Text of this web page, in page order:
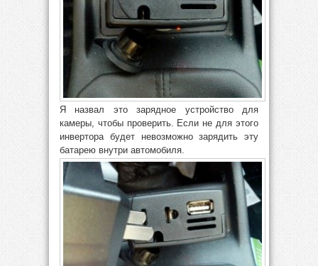
Я назвал это зарядное устройство для
камеры, чтобы проверить. Если не для этого
инвертора будет невозможно зарядить эту
батарею внутри автомобиля.